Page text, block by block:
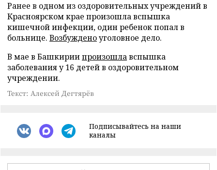
Ранее в одном из оздоровительных учреждений в
Красноярском крае произошла вспышка
кишечной инфекции, один ребенок попал в
больнице. Возбужденоуголовное дело.
В мае в Башкириипроизошлавспышка
заболевания у 16 детей в оздоровительном
учреждении.
Текст: Алексей Дегтярёв
Подписывайтесь на наши
каналы